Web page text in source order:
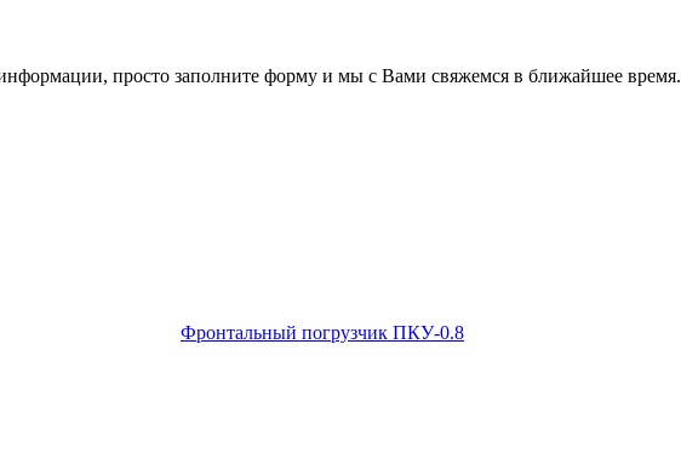
просто заполните форму и мы с Вами свяжемся в ближайшее время.
Фронтальный погрузчик ПКУ-0.8